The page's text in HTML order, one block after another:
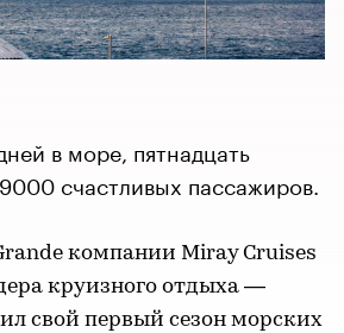
в море, пятнадцать
счастливых пассажиров.
компании Miray Cruises
круизного отдыха —
свой первый сезон морских